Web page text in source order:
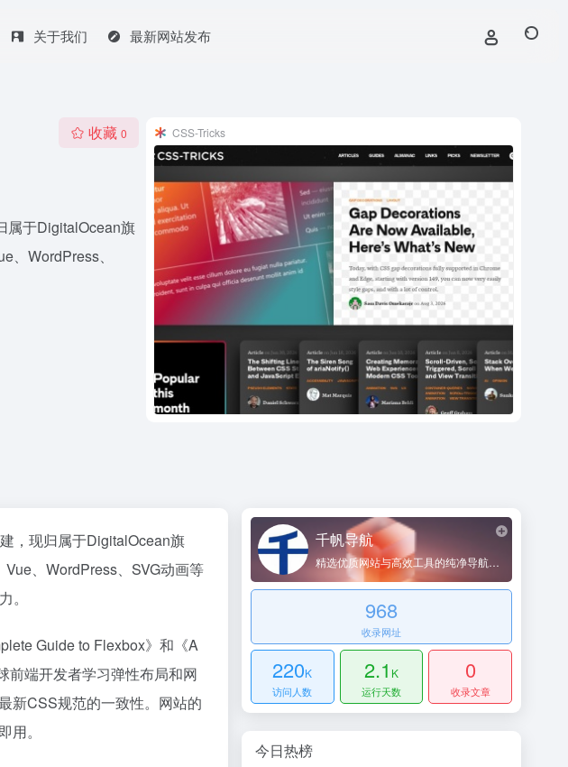
关于我们 最新网站发布
收藏 0
属于DigitalOcean旗
WordPress、
CSS-Tricks
，现归属于DigitalOcean旗
、WordPress、SVG动画等
。
Guide to Flexbox》和《A
前端开发者学习弹性布局和网
新CSS规范的一致性。网站的
。
千帆导航
精选优质网站与高效工具的纯净导航平台
968
收录网址
220K
访问人数
2.1 K
运行天数
0
收录文章
今日热榜